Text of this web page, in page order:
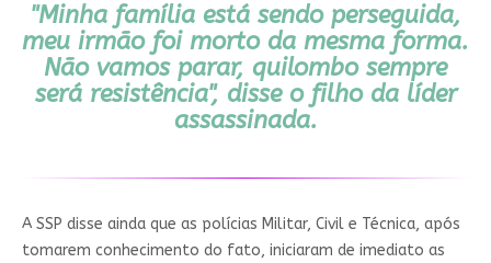
"Minha família está sendo perseguida,
meu irmão foi morto da mesma forma.
Não vamos parar, quilombo sempre
será resistência", disse o filho da líder
assassinada.
A SSP disse ainda que as polícias Militar, Civil e Técnica, após
tomarem conhecimento do fato, iniciaram de imediato as